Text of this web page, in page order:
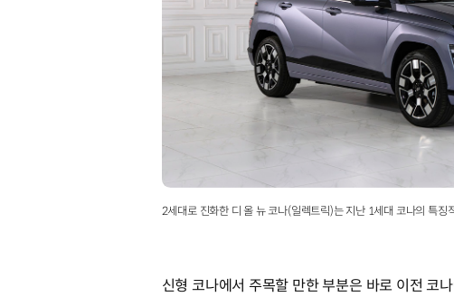
2세대로 진화한 디 올 뉴 코나(일렉트릭)는 지난 1세대 코나의 특징
신형 코나에서 주목할 만한 부분은 바로 이전 코